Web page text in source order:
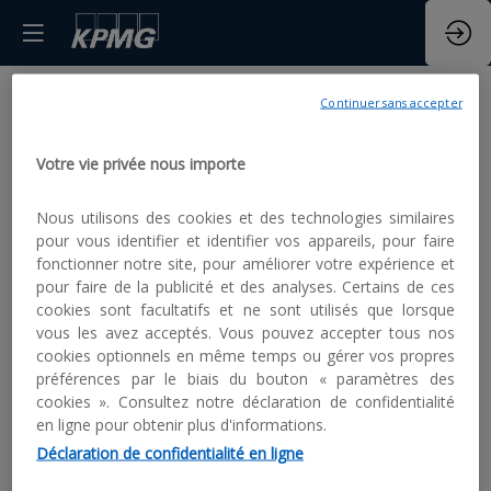
Déclaration de
Conditions
d'utilisation
inwinkest un outil de gestion d’évènements qui
gère l’authentification des participants lors de leur
inscription à l’évènement.
Votre vie privée nous importe
Nous utilisons des cookies et des technologies similaires
pour vous identifier et identifier vos appareils, pour faire
fonctionner notre site, pour améliorer votre expérience et
pour faire de la publicité et des analyses. Certains de ces
cookies sont facultatifs et ne sont utilisés que lorsque
vous les avez acceptés. Vous pouvez accepter tous nos
cookies optionnels en même temps ou gérer vos propres
préférences par le biais du bouton « paramètres des
cookies ». Consultez notre déclaration de confidentialité
en ligne pour obtenir plus d'informations.
Déclaration de confidentialité en ligne
Continuer sans accepter